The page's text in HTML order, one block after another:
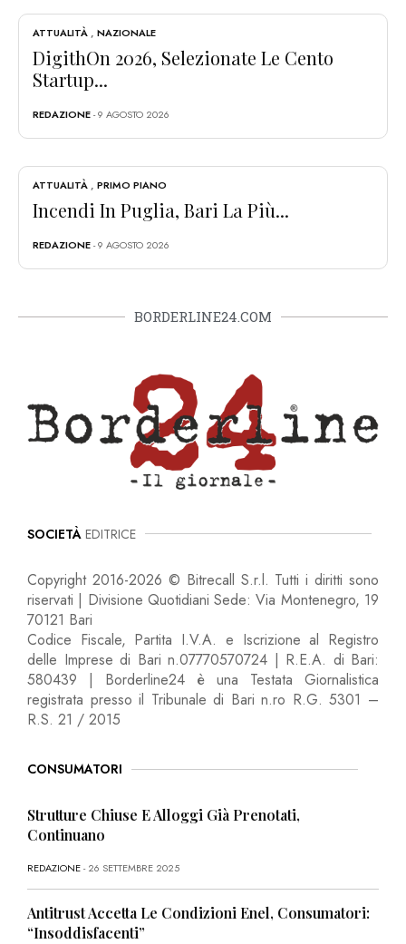
ATTUALITÀ, NAZIONALE
DigithOn 2026, Selezionate Le Cento
Startup...
REDAZIONE- 9 AGOSTO 2026
ATTUALITÀ, PRIMO PIANO
Incendi In Puglia, Bari La Più...
REDAZIONE- 9 AGOSTO 2026
BORDERLINE24.COM
SOCIETÀ EDITRICE
Copyright 2016-2026 © Bitrecall S.r.l. Tutti i diritti sono
riservati | Divisione Quotidiani Sede: Via Montenegro, 19
70121 Bari
Codice Fiscale, Partita I.V.A. e Iscrizione al Registro
delle Imprese di Bari n.07770570724 | R.E.A. di Bari:
580439 | Borderline24 è una Testata Giornalistica
registrata presso il Tribunale di Bari n.ro R.G. 5301 –
R.S. 21 / 2015
CONSUMATORI
Strutture Chiuse E Alloggi Già Prenotati,
Continuano
REDAZIONE- 26 SETTEMBRE 2025
Antitrust Accetta Le Condizioni Enel, Consumatori:
“Insoddisfacenti”